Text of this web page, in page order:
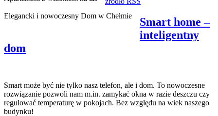
Elegancki i nowoczesny Dom w Chełmie
Smart home –
inteligentny
dom
Smart może być nie tylko nasz telefon, ale i dom. To nowoczesne
rozwiązanie pozwoli nam m.in. zamykać okna w razie deszczu czy
regulować temperaturę w pokojach. Bez względu na wiek naszego
budynku!